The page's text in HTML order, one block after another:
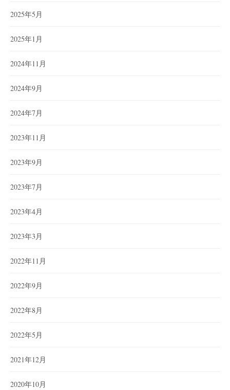
2025年5月
2025年1月
2024年11月
2024年9月
2024年7月
2023年11月
2023年9月
2023年7月
2023年4月
2023年3月
2022年11月
2022年9月
2022年8月
2022年5月
2021年12月
2020年10月